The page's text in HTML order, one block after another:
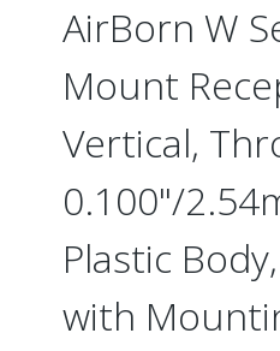
AirBorn W
Mount
Vertical,
0.100"/
Plastic
with